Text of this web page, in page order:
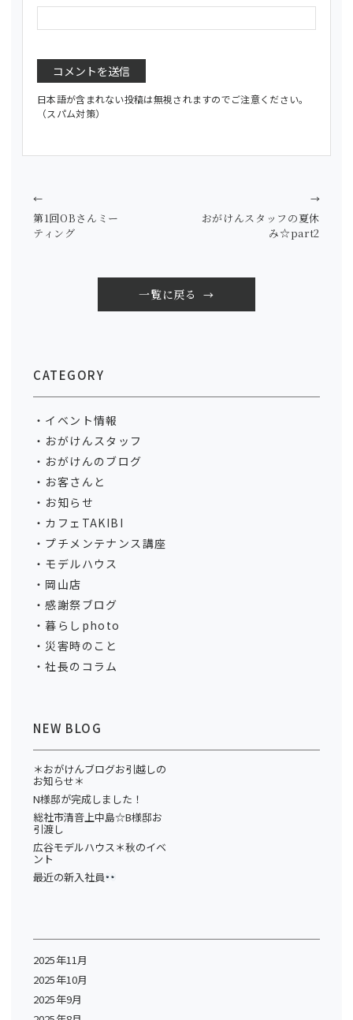
日本語が含まれない投稿は無視されますのでご注意ください。
（スパム対策）
第1回OBさんミー
ティング
←
一覧に戻る
おがけんスタッフの夏休
み☆part2
→
CATEGORY
イベント情報
おがけんスタッフ
おがけんのブログ
お客さんと
お知らせ
カフェTAKIBI
プチメンテナンス講座
モデルハウス
岡山店
感謝祭ブログ
暮らしphoto
災害時のこと
社長のコラム
NEW BLOG
＊おがけんブログお引越しの
お知らせ＊
N様邸が完成しました！
総社市清音上中島☆B様邸お
引渡し
広谷モデルハウス＊秋のイベ
ント
最近の新入社員
2025年11月
2025年10月
2025年9月